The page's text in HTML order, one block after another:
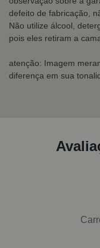
defeito de fabricação,
Não utilize álcool,
pois eles retiram a
atenção: Imagem
diferença em sua